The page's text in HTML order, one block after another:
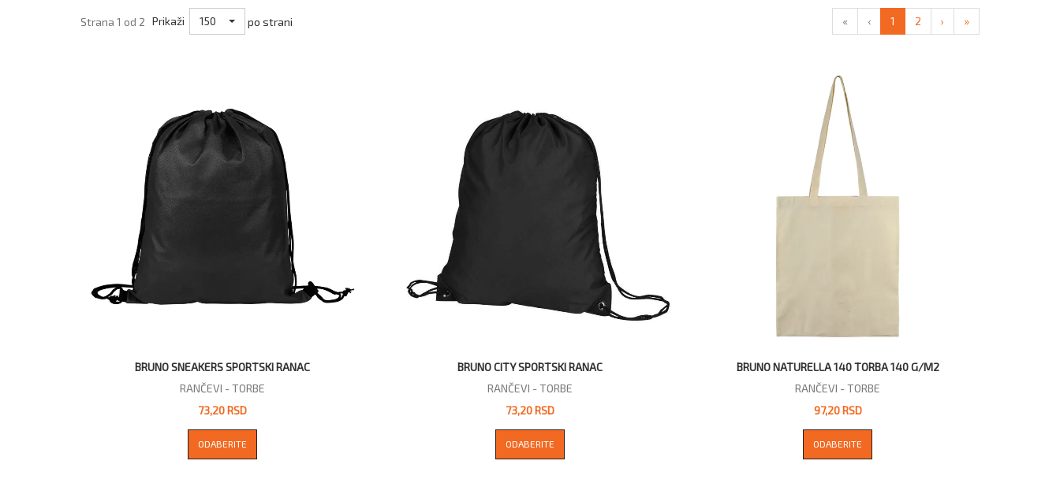
Strana 1 od 2 Prikaži 150 po strani « ‹ 1 2 › »
BRUNO SNEAKERS SPORTSKI RANAC
RANČEVI - TORBE
73,20 RSD
ODABERITE
BRUNO CITY SPORTSKI RANAC
RANČEVI - TORBE
73,20 RSD
ODABERITE
BRUNO NATURELLA 140 TORBA 140 G/M2
RANČEVI - TORBE
97,20 RSD
ODABERITE